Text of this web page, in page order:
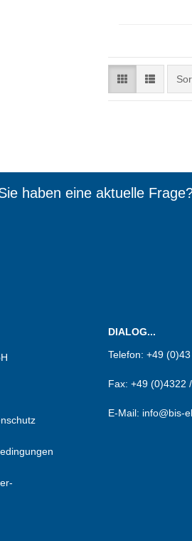
haben eine aktuelle
DIALOG...
Telefon: +49
Fax: +49 (0)4322
E-Mail: info@bis-